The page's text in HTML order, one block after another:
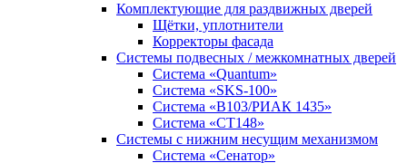
Комплектующие для раздвижных дверей
Щётки, уплотнители
Корректоры фасада
Системы подвесных / межкомнатных дверей
Система «Quantum»
Система «SKS-100»
Система «B103/РИАК 1435»
Система «СТ148»
Системы с нижним несущим механизмом
Система «Сенатор»